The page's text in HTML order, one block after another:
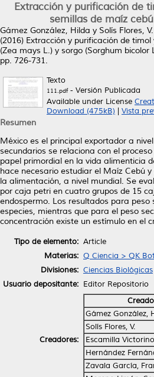
Extracción y purificación de
semillas de maíz
Gámez González, Hilda y Solís Flores, V.
(2016) Extracción y purificación de
(Zea mays L.) y sorgo (Sorghum
pp. 726-731.
Texto
111.pdf- Versión Publicada
Available under License
Download (475kB)
Vista
Resumen
México es el principal exportador a
secundarios se relaciona con el
papel primordial en la vida alimenticia
hace necesario estudiar el Maíz Cebú
la alimentación, a nivel mundial. Se
por caja petri en cuatro grupos de 15
endospermo. Los resultados para
especies, mientras que para el peso
concentración existe un estímulo en el
Tipo de elemento: Article
Materias: Q Ciencia > QK
Divisiones: Ciencias Biológicas
Usuario depositante: Editor Repositorio
Creadores:
Gámez González,
Solís Flores, V.
Escamilla
Hernández
Zavala García,